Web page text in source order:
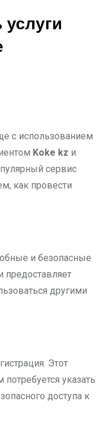
услуги
Koke kz и
сервис
как провести
и безопасные
предоставляет
другими
Этот
указать
доступа к